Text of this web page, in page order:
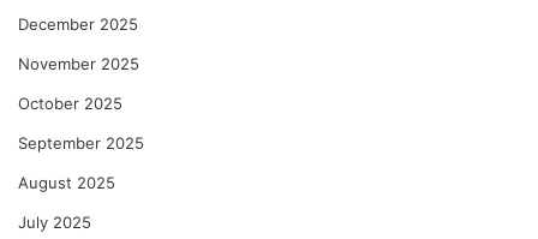
December 2025
November 2025
October 2025
September 2025
August 2025
July 2025